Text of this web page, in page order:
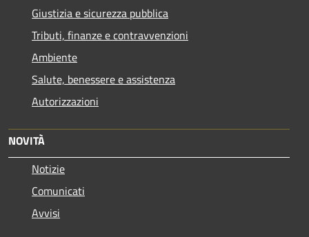
Giustizia e sicurezza pubblica
Tributi, finanze e contravvenzioni
Ambiente
Salute, benessere e assistenza
Autorizzazioni
NOVITÀ
Notizie
Comunicati
Avvisi